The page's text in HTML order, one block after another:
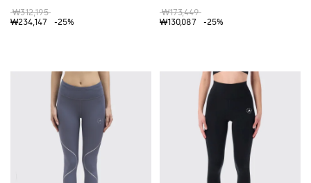
₩312,195
₩234,147
-25%
₩173,449
₩130,087
-25%